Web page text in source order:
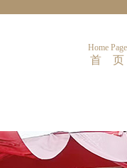
Home Page
首 页